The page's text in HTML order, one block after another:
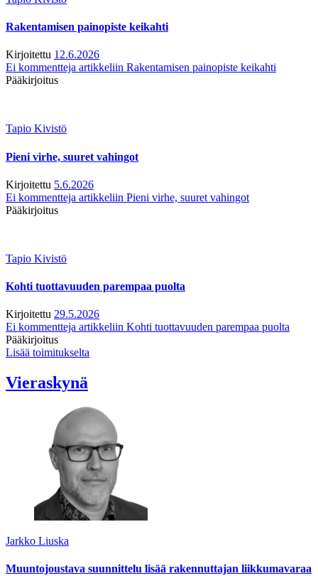
Rakentamisen painopiste keikahti
Kirjoitettu 12.6.2026
Ei kommentteja artikkeliin Rakentamisen painopiste keikahti
Pääkirjoitus
Tapio Kivistö
Pieni virhe, suuret vahingot
Kirjoitettu 5.6.2026
Ei kommentteja artikkeliin Pieni virhe, suuret vahingot
Pääkirjoitus
Tapio Kivistö
Kohti tuottavuuden parempaa puolta
Kirjoitettu 29.5.2026
Ei kommentteja artikkeliin Kohti tuottavuuden parempaa puolta
Pääkirjoitus
Lisää toimitukselta
Vieraskynä
Jarkko Liuska
Muuntojoustava suunnittelu lisää rakennuttajan liikkumavaraa